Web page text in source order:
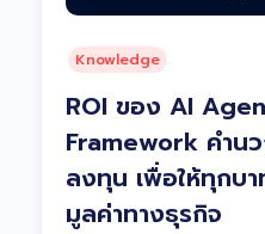
Knowledge
ROI ของ AI
Framework คำ
ลงทุน เพื่อให้ทุกบ
มูลค่าทางธุรกิจ